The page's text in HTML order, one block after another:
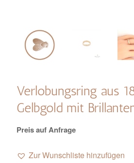
Verlobungsring aus
Gelbgold mit
Preis auf Anfrage
Zur Wunschliste hinzufügen